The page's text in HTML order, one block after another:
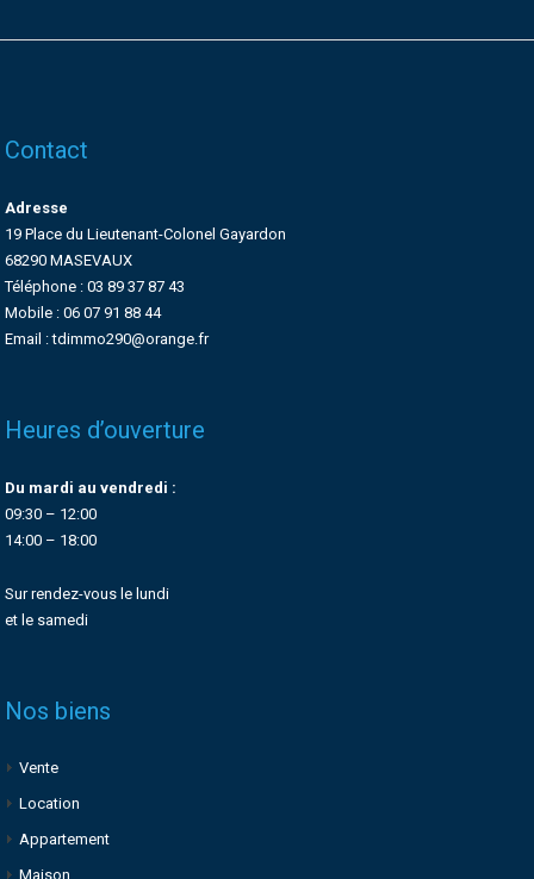
Contact
Adresse
19 Place du Lieutenant-Colonel Gayardon
68290 MASEVAUX
Téléphone : 03 89 37 87 43
Mobile : 06 07 91 88 44
Email : tdimmo290@orange.fr
Heures d’ouverture
Du mardi au vendredi :
09:30 – 12:00
14:00 – 18:00
Sur rendez-vous le lundi
et le samedi
Nos biens
Vente
Location
Appartement
Maison